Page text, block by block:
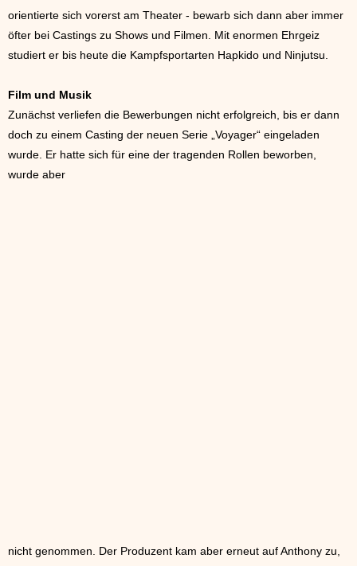
orientierte sich vorerst am Theater - bewarb sich dann aber immer
öfter bei Castings zu Shows und Filmen. Mit enormen Ehrgeiz
studiert er bis heute die Kampfsportarten Hapkido und Ninjutsu.
Film und Musik
Zunächst verliefen die Bewerbungen nicht erfolgreich, bis er dann
doch zu einem Casting der neuen Serie „Voyager“ eingeladen
wurde. Er hatte sich für eine der tragenden Rollen beworben,
wurde aber
nicht genommen. Der Produzent kam aber erneut auf Anthony zu,